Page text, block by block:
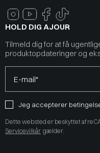
HOLD DIG AJOUR
Tilmeld dig for at få
produktopdateringer og
E-mail*
Jeg accepterer
Dette websted er beskyttet af
Servicevilkår gælder.